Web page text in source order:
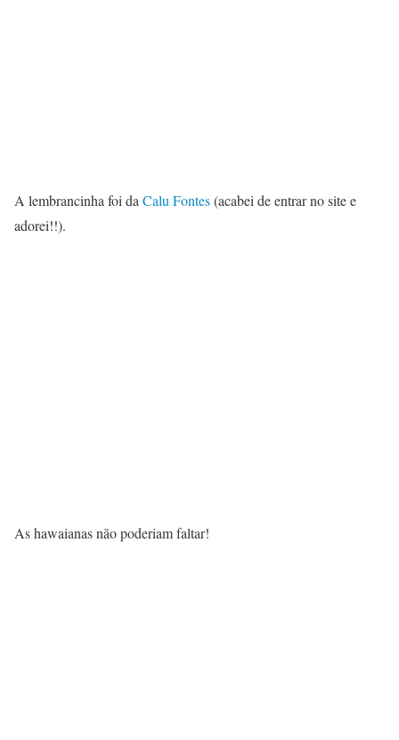
A lembrancinha foi da Calu Fontes(acabei de entrar no site e
adorei!!).
As hawaianas não poderiam faltar!